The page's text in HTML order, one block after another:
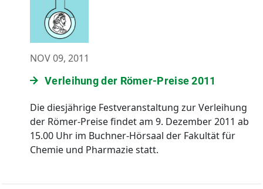
NOV 09, 2011
Verleihung der Römer-Preise 2011
Die diesjährige Festveranstaltung zur Verleihung
der Römer-Preise findet am 9. Dezember 2011 ab
15.00 Uhr im Buchner-Hörsaal der Fakultät für
Chemie und Pharmazie statt.